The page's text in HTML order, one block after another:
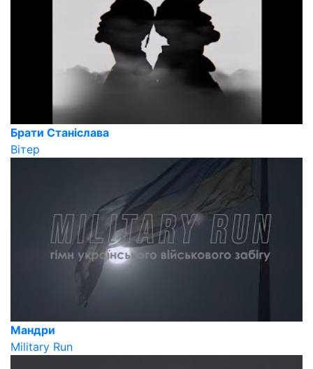
Брати Станіслава
Вітер
Мандри
Military Run